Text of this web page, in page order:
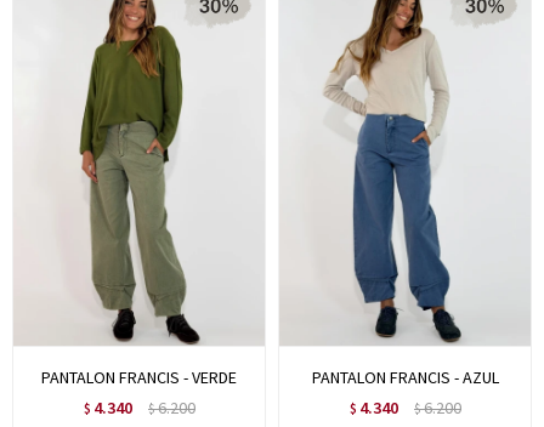
PANTALON FRANCIS - VERDE
$ 4.340 $6.200
PANTALON FRANCIS - AZUL
$ 4.340 $6.200